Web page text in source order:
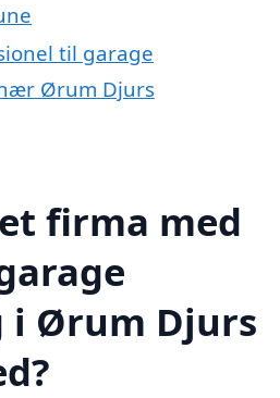
til garage
Ørum Djurs
firma med
Ørum Djurs